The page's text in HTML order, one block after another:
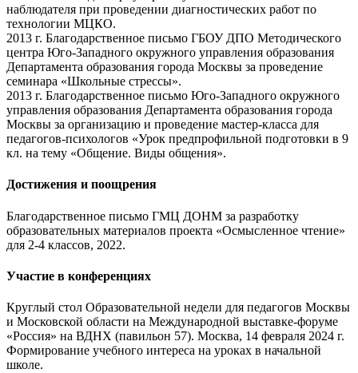
наблюдателя при проведении диагностических работ по
технологии МЦКО.
2013 г. Благодарственное письмо ГБОУ ДПО Методического
центра Юго-Западного окружного управления образования
Департамента образования города Москвы за проведение
семинара «Школьные стрессы».
2013 г. Благодарственное письмо Юго-Западного окружного
управления образования Департамента образования города
Москвы за организацию и проведение мастер-класса для
педагогов-психологов «Урок предпрофильной подготовки в 9
кл. на тему «Общение. Виды общения».
Достижения и поощрения
Благодарственное письмо ГМЦ ДОНМ за разработку
образовательных материалов проекта «Осмысленное чтение»
для 2-4 классов, 2022.
Участие в конференциях
Круглый стол Образовательной недели для педагогов Москвы
и Московской области на Международной выставке-форуме
«Россия» на ВДНХ (павильон 57). Москва, 14 февраля 2024 г.
Формирование учебного интереса на уроках в начальной
школе.